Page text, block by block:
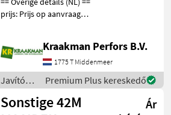
prijs: Prijs op aanvraag
compleet met herder MBKA
270LSH maaiarm met
klepelbak 1, 6m veen
Kraakman Perfors B.V.
1775 T Middenmeer
Javítókészletek
és
alkatrészek
Premium Plus kereskedő
Sonstige 42M
Ár